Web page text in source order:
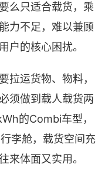
么只适合载货，乘
力不足，难以兼顾
户的核心困扰。
拉运货物、物料，
须做到载人载货两
的Combi车型，
李舱，载货空间充
来体面又实用。